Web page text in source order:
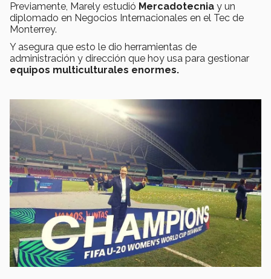
Previamente, Marely estudió Mercadotecnia y un
diplomado en Negocios Internacionales en el Tec de
Monterrey.
Y asegura que esto le dio herramientas de
administración y dirección que hoy usa para gestionar
equipos multiculturales enormes.